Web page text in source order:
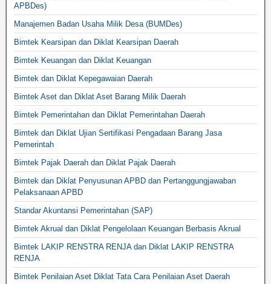
APBDes)
Manajemen Badan Usaha Milik Desa (BUMDes)
Bimtek Kearsipan dan Diklat Kearsipan Daerah
Bimtek Keuangan dan Diklat Keuangan
Bimtek dan Diklat Kepegawaian Daerah
Bimtek Aset dan Diklat Aset Barang Milik Daerah
Bimtek Pemerintahan dan Diklat Pemerintahan Daerah
Bimtek dan Diklat Ujian Sertifikasi Pengadaan Barang Jasa
Pemerintah
Bimtek Pajak Daerah dan Diklat Pajak Daerah
Bimtek dan Diklat Penyusunan APBD dan Pertanggungjawaban
Pelaksanaan APBD
Standar Akuntansi Pemerintahan (SAP)
Bimtek Akrual dan Diklat Pengelolaan Keuangan Berbasis Akrual
Bimtek LAKIP RENSTRA RENJA dan Diklat LAKIP RENSTRA
RENJA
Bimtek Penilaian Aset Diklat Tata Cara Penilaian Aset Daerah